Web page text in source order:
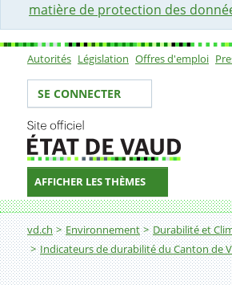
matière de protection des
Sous-navigation
Autorités Législation Offres d'emploi
Votre identité
SE CONNECTER
AFFICHER LES THÈMES
Fil d'Ariane
vd.ch Environnement
Durabilité et
Indicateurs de durabilité du Canton de
12.1. Indicateur